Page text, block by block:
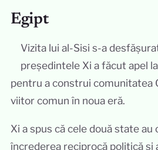
Egipt
Vizita lui al-Sisi s-a
președintele Xi a făcut apel
pentru a construi comunitatea
viitor comun în noua eră.
Xi a spus că cele două state au
încrederea reciprocă politică